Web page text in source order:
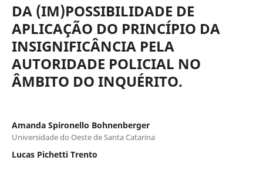
DA (IM)POSSIBILIDADE DE
APLICAÇÃO DO PRINCÍPIO DA
INSIGNIFICÂNCIA PELA
AUTORIDADE POLICIAL NO
ÂMBITO DO INQUÉRITO.
Amanda Spironello Bohnenberger
Universidade do Oeste de Santa Catarina
Lucas Pichetti Trento